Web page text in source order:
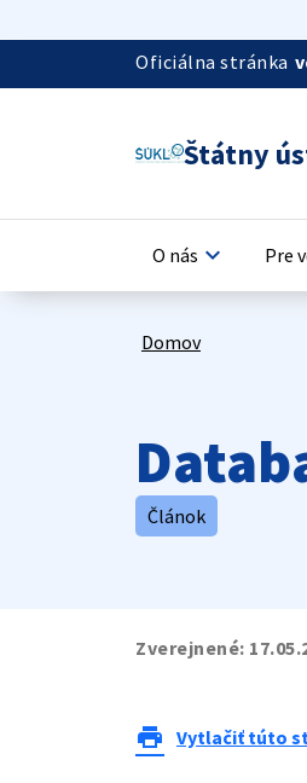
Oficiálna stránka
Štátny
O nás keyboard_arrow_down Pre
Domov
Článok
Zverejnené:
print Vytlačiť túto